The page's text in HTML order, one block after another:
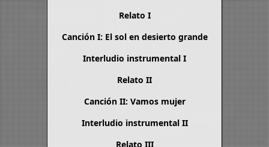
Relato I
Canción I: El sol en desierto grande
Interludio instrumental I
Relato II
Canción II: Vamos mujer
Interludio instrumental II
Relato III